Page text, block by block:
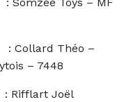
Théo –
– 7448
Joël